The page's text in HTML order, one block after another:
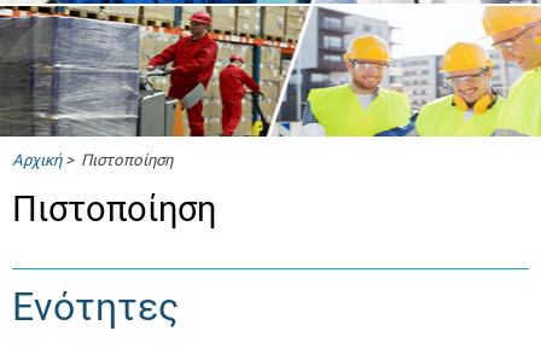
Αρχική> Πιστοποίηση
Πιστοποίηση
Ενότητες